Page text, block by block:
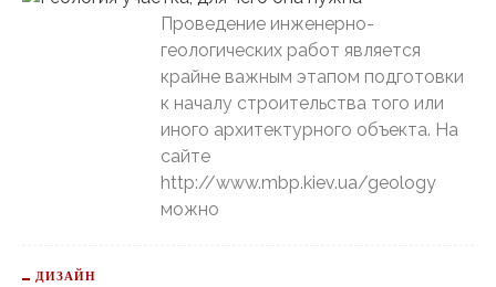
Проведение инженерно-
геологических работ является
крайне важным этапом подготовки
к началу строительства того или
иного архитектурного объекта. На
сайте
http://www.mbp.kiev.ua/geology
можно
ДИЗАЙН